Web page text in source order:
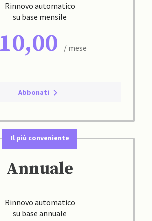
Rinnovo automatico
su base mensile
10,00 / mese
Abbonati
Il più conveniente
Annuale
Rinnovo automatico
su base annuale